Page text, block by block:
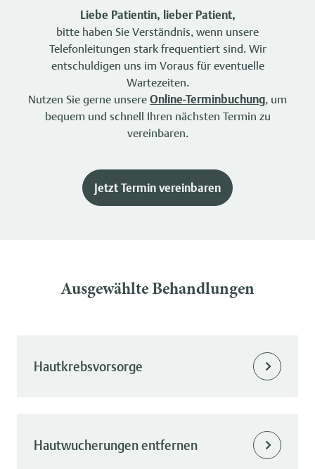
Liebe Patientin, lieber Patient,
bitte haben Sie Verständnis, wenn unsere
Telefonleitungen stark frequentiert sind. Wir
entschuldigen uns im Voraus für eventuelle
Wartezeiten.
Nutzen Sie gerne unsere Online-Terminbuchung, um
bequem und schnell Ihren nächsten Termin zu
vereinbaren.
Jetzt Termin vereinbaren
Ausgewählte Behandlungen
Hautkrebsvorsorge
Hautwucherungen entfernen